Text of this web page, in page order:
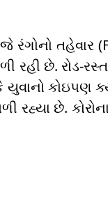
રંગોનો તહેવાર
છે. રોડ-
યુવાનો કોઇપણ
રહ્યા છે.